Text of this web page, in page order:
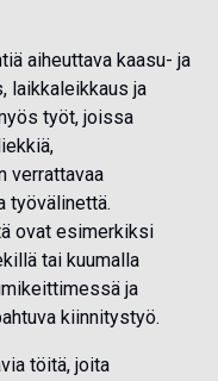
aiheuttava kaasu- ja
laikkaleikkaus ja
työt, joissa
verrattavaa
työvälinettä.
ovat esimerkiksi
tai kuumalla
ja
kiinnitystyö.
töitä, joita